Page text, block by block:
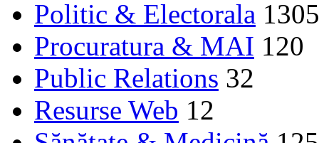
Politic & Electorala 1305
Procuratura & MAI 120
Public Relations 32
Resurse Web 12